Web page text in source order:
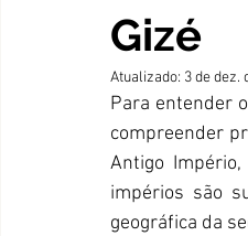
Gizé
Atualizado: 3 de dez.
Para entender
compreender
Antigo
impérios são
geográfica da